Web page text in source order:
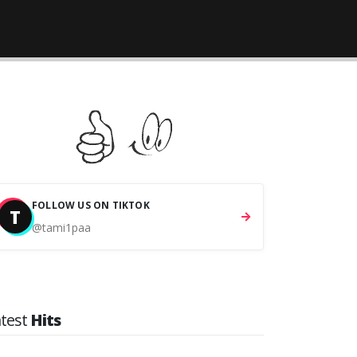
T FOLLOW US ON TIKTOK
@tami1paa
Hits